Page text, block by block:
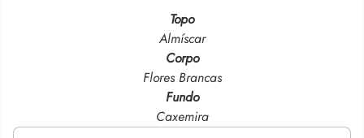
Topo
Almíscar
Corpo
Flores Brancas
Fundo
Caxemira